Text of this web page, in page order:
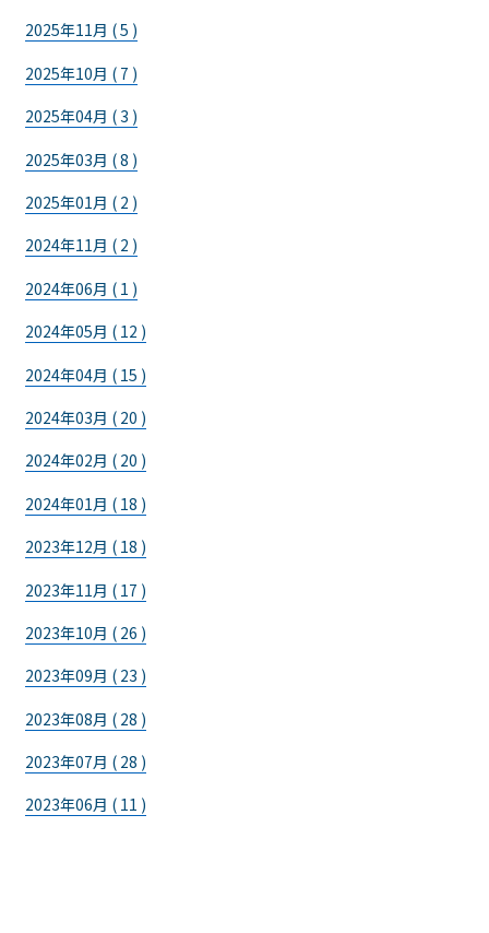
2025年11月 ( 5 )
2025年10月 ( 7 )
2025年04月 ( 3 )
2025年03月 ( 8 )
2025年01月 ( 2 )
2024年11月 ( 2 )
2024年06月 ( 1 )
2024年05月 ( 12 )
2024年04月 ( 15 )
2024年03月 ( 20 )
2024年02月 ( 20 )
2024年01月 ( 18 )
2023年12月 ( 18 )
2023年11月 ( 17 )
2023年10月 ( 26 )
2023年09月 ( 23 )
2023年08月 ( 28 )
2023年07月 ( 28 )
2023年06月 ( 11 )